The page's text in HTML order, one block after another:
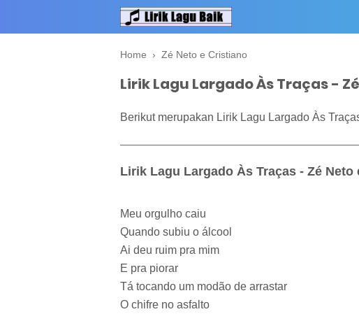
Home › Zé Neto e Cristiano
Lirik Lagu Largado Às Traças -
Berikut merupakan Lirik Lagu Largado Às
Lirik Lagu Largado Às Traças - Zé Neto
Meu orgulho caiu
Quando subiu o álcool
Ai deu ruim pra mim
E pra piorar
Tá tocando um modão de arrastar
O chifre no asfalto